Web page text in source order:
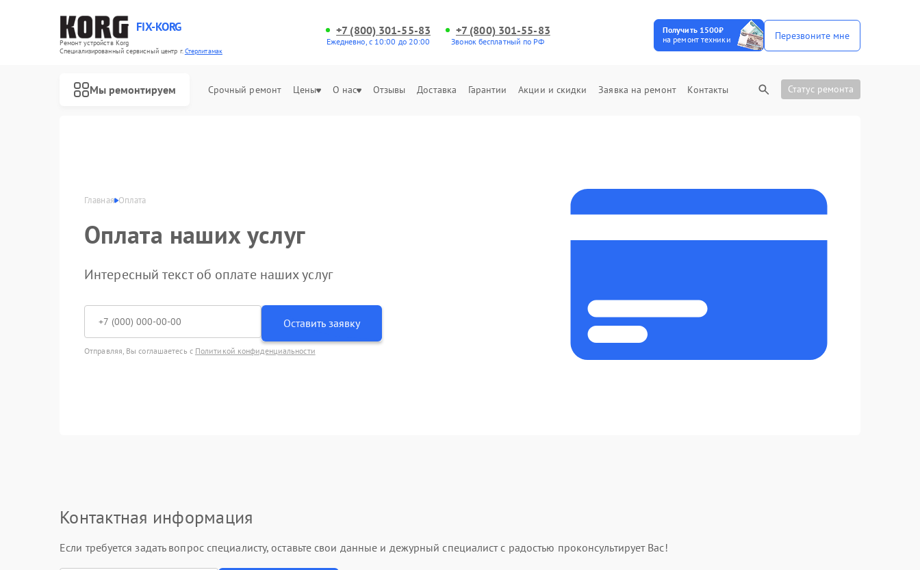
FIX-KORG
Ремонт устройств Korg
Специализированный cервисный центр г.Стерлитамак
+7 (800) 301-55-83
Ежедневно, с 10:00 до 20:00
+7 (800) 301-55-83
Звонок бесплатный по РФ
Получить 1500₽
на ремонт техники
Перезвоните мне
Мы ремонтируем Срочный ремонт Цены О нас Отзывы Доставка Гарантии Акции и скидки Заявка на ремонт Контакты Статус ремонта
Главная Оплата
Оплата наших услуг
Интересный текст об оплате наших услуг
Оставить заявку
Отправляя, Вы соглашаетесь с Политикой конфиденциальности
Контактная информация
Если требуется задать вопрос специалисту, оставьте свои данные и дежурный специалист с радостью проконсультирует Вас!